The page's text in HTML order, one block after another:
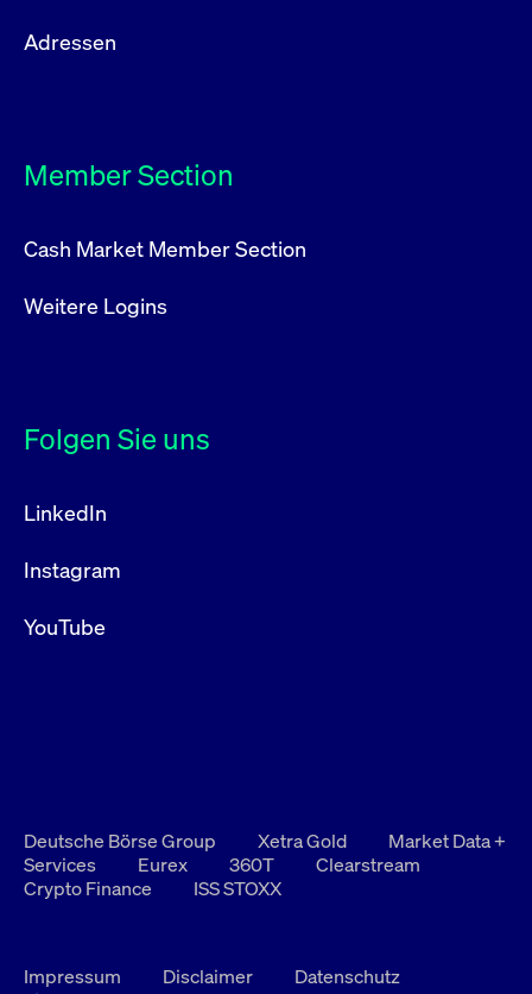
Adressen
Member Section
Cash Market Member Section
Weitere Logins
Folgen Sie uns
LinkedIn
Instagram
YouTube
Deutsche Börse Group Xetra Gold
Market Data +
Services
Eurex 360T
Clearstream
Crypto Finance
ISS STOXX
Impressum Disclaimer
Datenschutz